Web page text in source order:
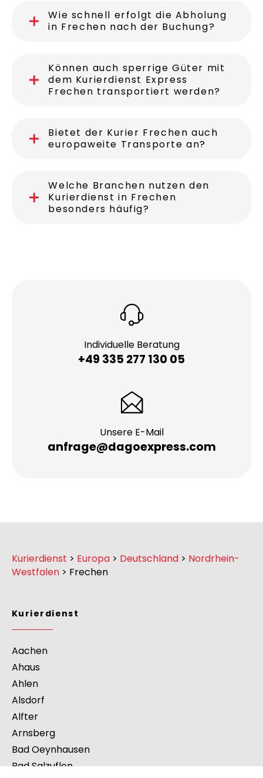
Wie schnell erfolgt die Abholung
in Frechen nach der Buchung?
Können auch sperrige Güter mit
dem Kurierdienst Express
Frechen transportiert werden?
Bietet der Kurier Frechen auch
europaweite Transporte an?
Welche Branchen nutzen den
Kurierdienst in Frechen
besonders häufig?
Individuelle Beratung
+49 335 277 130 05
Unsere E-Mail
anfrage@dagoexpress.com
Kurierdienst > Europa > Deutschland > Nordrhein-
Westfalen > Frechen
Kurierdienst
Aachen
Ahaus
Ahlen
Alsdorf
Alfter
Arnsberg
Bad Oeynhausen
Bad Salzuflen